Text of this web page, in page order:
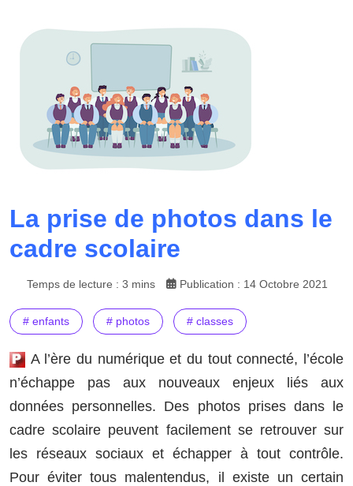
La prise de photos dans le
cadre scolaire
Temps de lecture : 3 mins Publication : 14 Octobre 2021
# enfants # photos # classes
A l’ère du numérique et du tout connecté, l’école
n’échappe pas aux nouveaux enjeux liés aux
données personnelles. Des photos prises dans le
cadre scolaire peuvent facilement se retrouver sur
les réseaux sociaux et échapper à tout contrôle.
Pour éviter tous malentendus, il existe un certain